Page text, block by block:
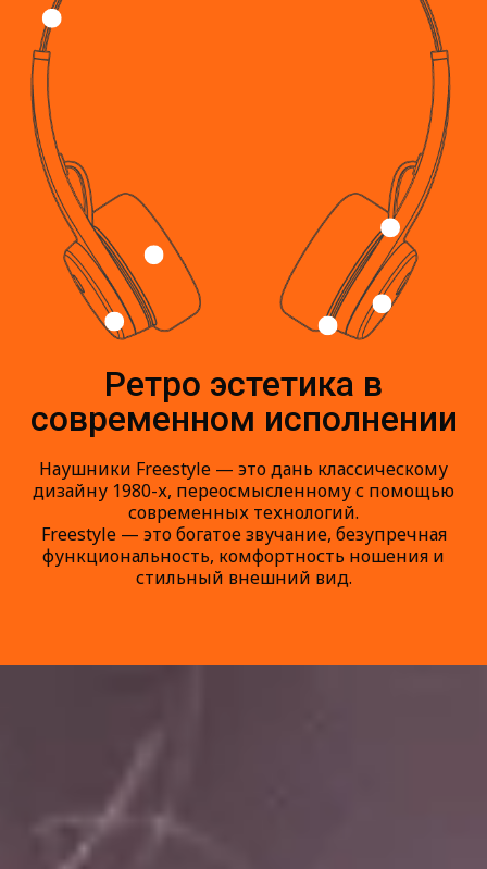
Ретро эстетика в
современном исполнении
Наушники Freestyle — это дань классическому
дизайну 1980-х, переосмысленному с помощью
современных технологий.
Freestyle — это богатое звучание, безупречная
функциональность, комфортность ношения и
стильный внешний вид.